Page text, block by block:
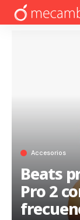
Accesorios
Beats
Pro 2